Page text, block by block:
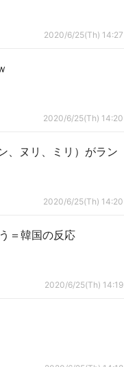
2020/6/25(Th) 14:27
2020/6/25(Th) 14:20
、ヌリ、ミリ）がラン
2020/6/25(Th) 14:20
＝韓国の反応
2020/6/25(Th) 14:19